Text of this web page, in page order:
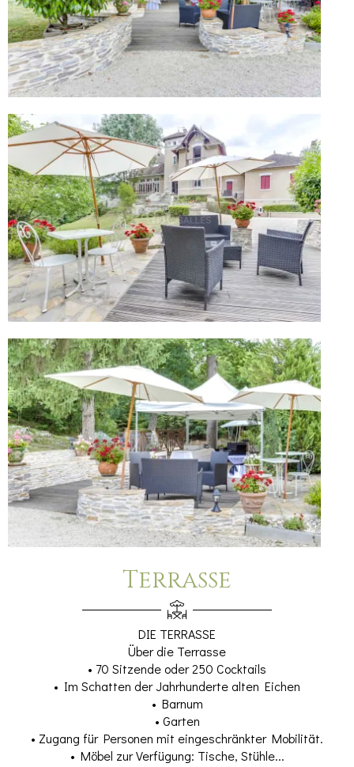
Terrasse
DIE TERRASSE
Über die Terrasse
• 70 Sitzende oder 250 Cocktails
• Im Schatten der Jahrhunderte alten Eichen
• Barnum
• Garten
• Zugang für Personen mit eingeschränkter Mobilität.
• Möbel zur Verfügung: Tische, Stühle...